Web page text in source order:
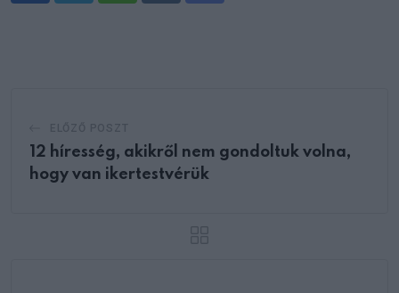
12 híresség, akikről nem gondoltuk volna,
hogy van ikertestvérük